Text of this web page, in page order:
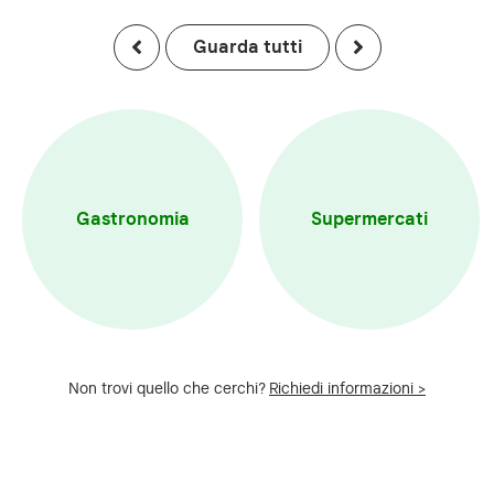
Guarda tutti
Gastronomia Supermercati
Non trovi quello che cerchi? Richiedi informazioni >